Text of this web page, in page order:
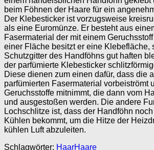
beim Föhnen der Haare für ein
Der Klebesticker ist vorzugsweise
als eine Euromünze. Er besteht aus
Fasermaterial der mit einem
einer Fläche besitzt er eine Klebefläche,
Schutzgitter des Handföhns gut haften
der parfümierte Klebesticker
Diese dienen zum einen dafür, dass die
parfümierten Fasermaterial vorbeiströmt
Geruchsstoffe mitnimmt, die dann vom
und ausgestoßen werden. Die andere
Lochschlitze ist, dass der Handföhn
Kühlen bekommt, um die Hitze der
kühlen Luft abzuleiten.
Schlagwörter: HaarHaare